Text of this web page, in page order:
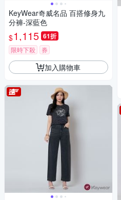
KeyWear奇威名品 百搭修身九
分褲-深藍色
$1,115 61折
限時下殺 券
加入購物車